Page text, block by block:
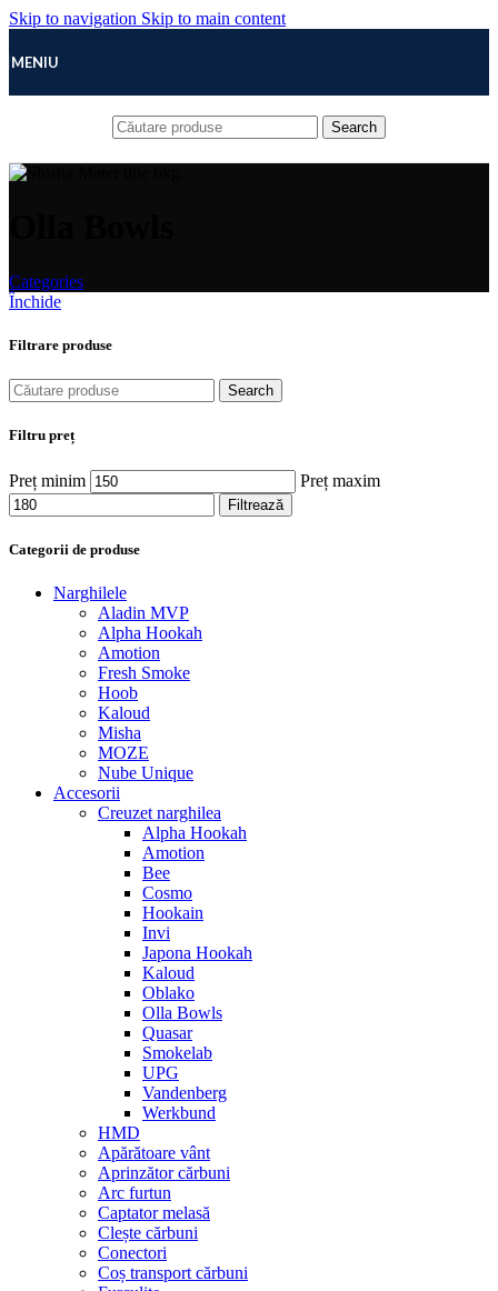
Skip to navigation Skip to main content
MENIU
Search
Categories
Închide
Filtrare produse
Search
Filtru preț
Preț minim Preț maxim
Filtrează
Categorii de produse
Narghilele
Aladin MVP
Alpha Hookah
Amotion
Fresh Smoke
Hoob
Kaloud
Misha
MOZE
Nube Unique
Accesorii
Creuzet narghilea
Alpha Hookah
Amotion
Bee
Cosmo
Hookain
Invi
Japona Hookah
Kaloud
Oblako
Olla Bowls
Quasar
Smokelab
UPG
Vandenberg
Werkbund
HMD
Apărătoare vânt
Aprinzător cărbuni
Arc furtun
Captator melasă
Clește cărbuni
Conectori
Coș transport cărbuni